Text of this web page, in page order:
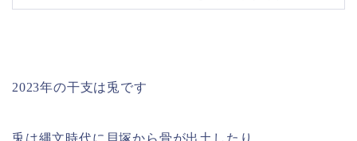
2023年の干支は兎です